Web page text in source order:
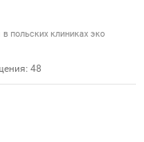
польских клиниках эко
48